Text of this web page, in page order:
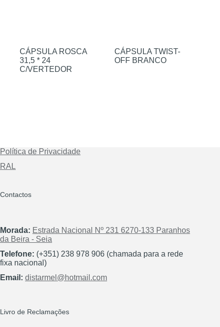
CÁPSULA ROSCA
31,5 * 24
C/VERTEDOR
CÁPSULA TWIST-
OFF BRANCO
Política de Privacidade
RAL
Contactos
Morada: Estrada Nacional Nº 231 6270-133 Paranhos
da Beira - Seia
Telefone: (+351) 238 978 906 (chamada para a rede
fixa nacional)
Email: distarmel@hotmail.com
Livro de Reclamações